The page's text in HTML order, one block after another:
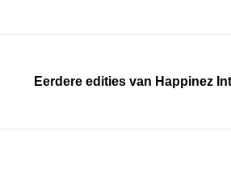
Eerdere edities van Happinez